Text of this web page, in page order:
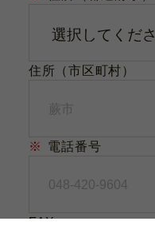
住所（市区町村）
※ 電話番号
FAX